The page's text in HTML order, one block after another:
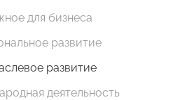
для бизнеса
развитие
развитие
деятельность